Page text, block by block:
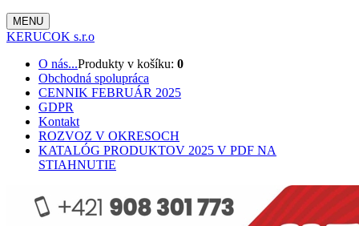
MENU
KERUCOK s.r.o
O nás...Produkty v košíku: 0
Obchodná spolupráca
CENNIK FEBRUÁR 2025
GDPR
Kontakt
ROZVOZ V OKRESOCH
KATALÓG PRODUKTOV 2025 V PDF NA
STIAHNUTIE